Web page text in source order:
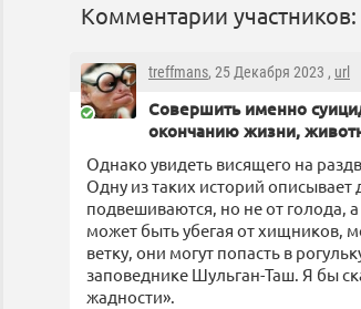
Комментарии участников:
treffmans, 25 Декабря 2023 , url
Совершить именно
окончанию жизни,
Однако увидеть висящего на
Одну из таких историй
подвешиваются, но не от голода,
может быть убегая от хищников,
ветку, они могут попасть в
заповеднике Шульган-Таш. Я бы
жадности».